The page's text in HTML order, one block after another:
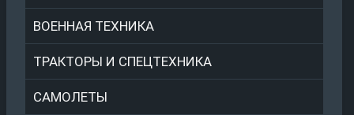
ВОЕННАЯ ТЕХНИКА
ТРАКТОРЫ И СПЕЦТЕХНИКА
САМОЛЕТЫ